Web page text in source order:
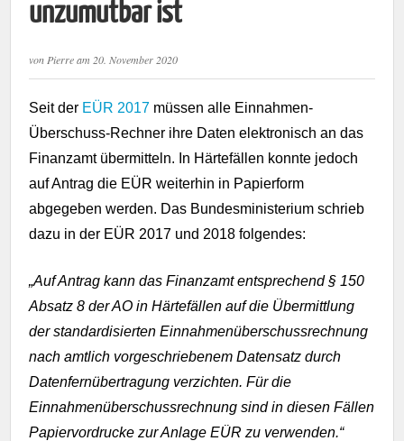
unzumutbar ist
von Pierream 20. November 2020
Seit der EÜR 2017 müssen alle Einnahmen-
Überschuss-Rechner ihre Daten elektronisch an das
Finanzamt übermitteln. In Härtefällen konnte jedoch
auf Antrag die EÜR weiterhin in Papierform
abgegeben werden. Das Bundesministerium schrieb
dazu in der EÜR 2017 und 2018 folgendes:
„Auf Antrag kann das Finanzamt entsprechend § 150
Absatz 8 der AO in Härtefällen auf die Übermittlung
der standardisierten Einnahmenüberschussrechnung
nach amtlich vorgeschriebenem Datensatz durch
Datenfernübertragung verzichten. Für die
Einnahmenüberschussrechnung sind in diesen Fällen
Papiervordrucke zur Anlage EÜR zu verwenden.“